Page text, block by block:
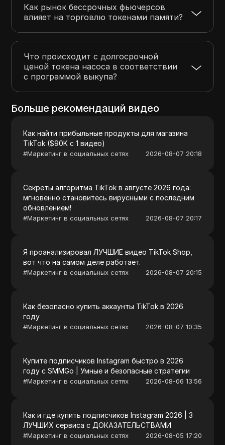
Как рынок бессрочных фьючерсов
влияет на торговлю токенами памяти?
Что происходит с долгосрочной
ценой токена насоса в соответствии
с программой выкупа?
Больше рекомендаций видео
Как найти прибыльные продукты для магазина
TikTok ($90K с 1 видео)
#Маркетинг в социальных сетях 2026-08-07 20:18
Секреты алгоритма TikTok в августе 2026 года:
мгновенно становитесь вирусными с последним
обновлением!
#Маркетинг в социальных сетях 2026-08-07 20:17
Я проанализировал ЛУЧШИЕ видео TikTok Shop,
вот что на самом деле работает.
#Маркетинг в социальных сетях 2026-08-07 20:15
Как безопасно купить аккаунты TikTok в 2026
году
#Маркетинг в социальных сетях 2026-08-07 10:35
Купите подписчиков Instagram быстро в 2026
году с SMMGo | Умные и безопасные стратегии
#Маркетинг в социальных сетях 2026-08-06 13:56
Как и где купить подписчиков Instagram 2026 | 3
ЛУЧШИХ сервиса с ДОКАЗАТЕЛЬСТВАМИ
#Маркетинг в социальных сетях 2026-08-05 17:20